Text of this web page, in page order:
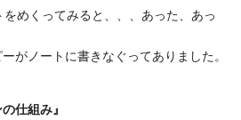
めくってみると、、、あった、あっ
がノートに書きなぐってありました。
仕組み』